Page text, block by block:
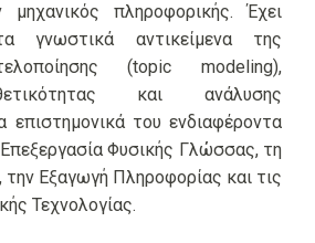
πληροφορικής. Έχει
γνωστικά αντικείμενα της
(topic modeling),
και ανάλυσης
επιστημονικά του ενδιαφέροντα
Φυσικής Γλώσσας, τη
Εξαγωγή Πληροφορίας και τις
Τεχνολογίας.